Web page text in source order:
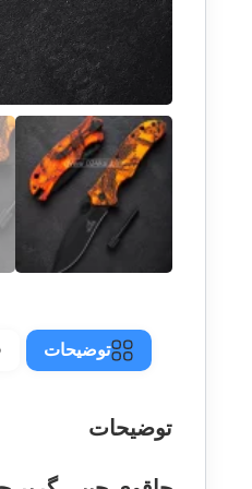
توضیحات
توضیحات